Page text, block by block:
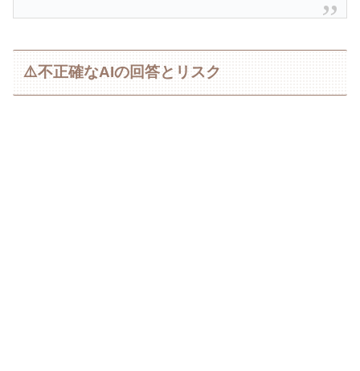
⚠️不正確なAIの回答とリスク